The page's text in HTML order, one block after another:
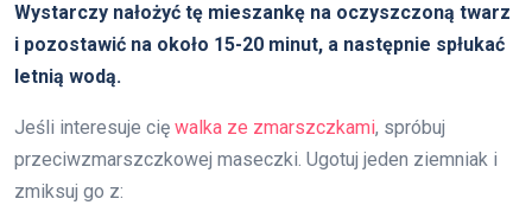
Wystarczy nałożyć tę mieszankę na oczyszczoną twarz
i pozostawić na około 15-20 minut, a następnie spłukać
letnią wodą.
Jeśli interesuje cię walka ze zmarszczkami, spróbuj
przeciwzmarszczkowej maseczki. Ugotuj jeden ziemniak i
zmiksuj go z: